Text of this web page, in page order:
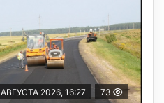
2026, 16:27 73